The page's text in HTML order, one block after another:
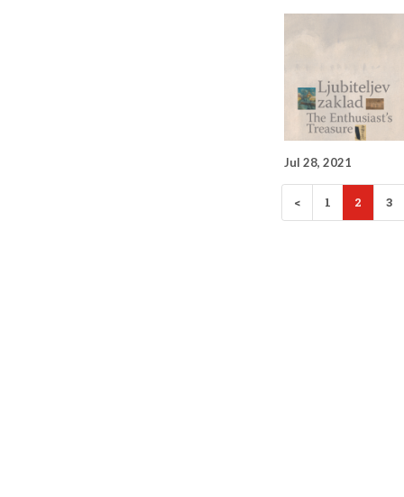
Jul 28, 2021
< 1 2 3